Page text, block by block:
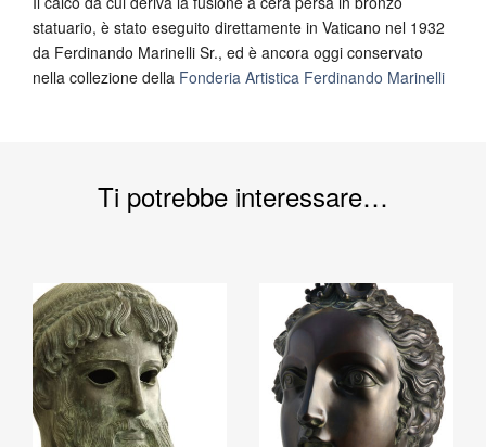
statuario, è stato eseguito direttamente in Vaticano nel 1932
da Ferdinando Marinelli Sr., ed è ancora oggi conservato
nella collezione della Fonderia Artistica Ferdinando Marinelli
Ti potrebbe interessare…